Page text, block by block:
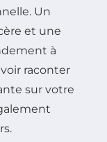
Un
et une
à
raconter
sur votre